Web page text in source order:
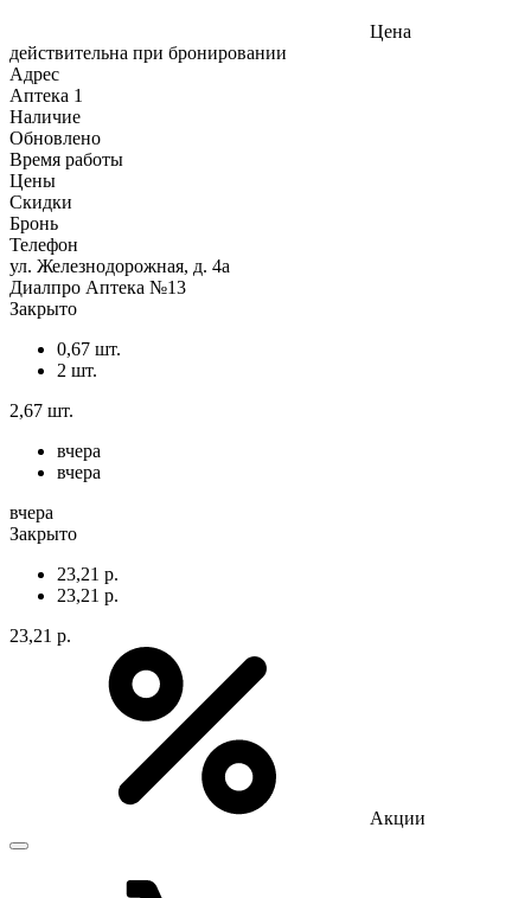
Цена
действительна при бронировании
Адрес
Аптека 1
Наличие
Обновлено
Время работы
Цены
Скидки
Бронь
Телефон
ул. Железнодорожная, д. 4а
Диалпро Аптека №13
Закрыто
0,67 шт.
2 шт.
2,67 шт.
вчера
вчера
вчера
Закрыто
23,21 р.
23,21 р.
23,21 р.
Акции